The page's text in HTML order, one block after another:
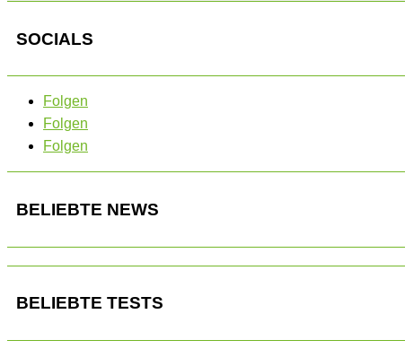
SOCIALS
Folgen
Folgen
Folgen
BELIEBTE NEWS
BELIEBTE TESTS